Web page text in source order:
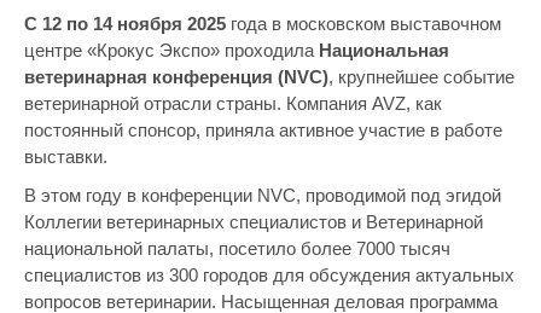
С 12 по 14 ноября 2025 года в московском выставочном
центре «Крокус Экспо» проходила Национальная
ветеринарная конференция (NVC), крупнейшее событие
ветеринарной отрасли страны. Компания AVZ, как
постоянный спонсор, приняла активное участие в работе
выставки.
В этом году в конференции NVC, проводимой под эгидой
Коллегии ветеринарных специалистов и Ветеринарной
национальной палаты, посетило более 7000 тысяч
специалистов из 300 городов для обсуждения актуальных
вопросов ветеринарии. Насыщенная деловая программа